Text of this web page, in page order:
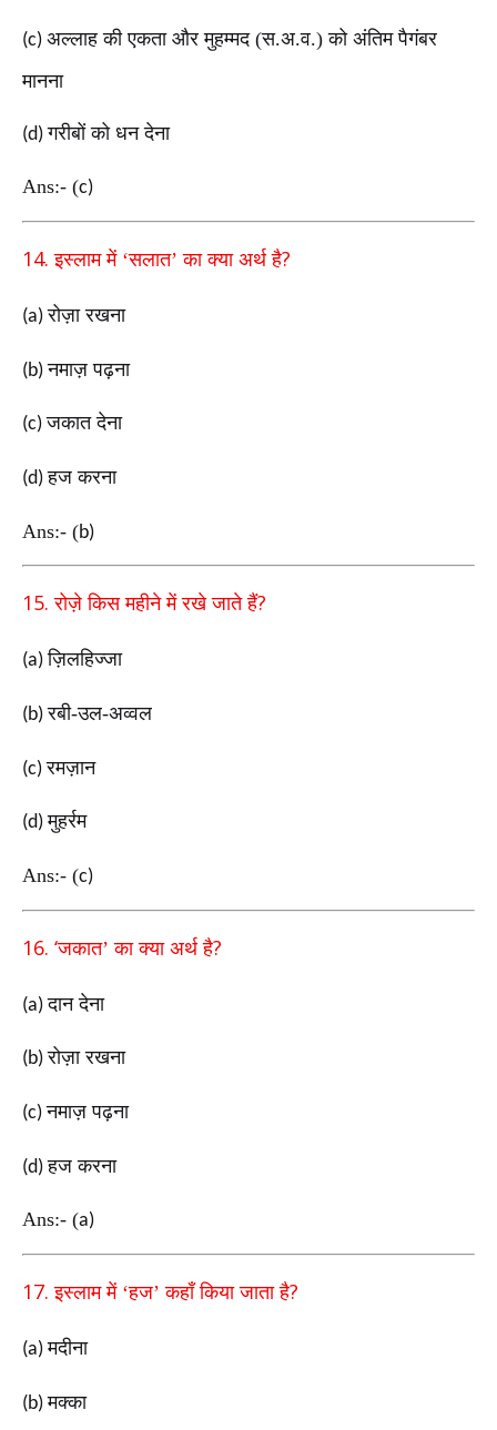
(c) अल्लाह की एकता और मुहम्मद (स.अ.व.) को अंतिम पैगंबर
मानना
(d)गरीबों को धन देना
Ans:- (c)
14.इस्लाम में ‘सलात’ का क्या अर्थ है?
(a)रोज़ा रखना
(b)नमाज़ पढ़ना
(c)जकात देना
(d)हज करना
Ans:- (b)
15.रोज़े किस महीने में रखे जाते हैं?
(a)ज़िलहिज्जा
(b)रबी-उल-अव्वल
(c)रमज़ान
(d)मुहर्रम
Ans:- (c)
16. ‘जकात’ का क्या अर्थ है?
(a)दान देना
(b)रोज़ा रखना
(c)नमाज़ पढ़ना
(d)हज करना
Ans:- (a)
17.इस्लाम में ‘हज’ कहाँ किया जाता है?
(a)मदीना
(b)मक्का